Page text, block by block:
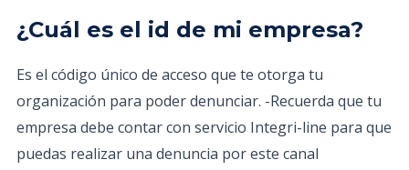
¿Cuál es el id de mi empresa?
Es el código único de acceso que te otorga tu
organización para poder denunciar. -Recuerda que tu
empresa debe contar con servicio Integri-line para que
puedas realizar una denuncia por este canal